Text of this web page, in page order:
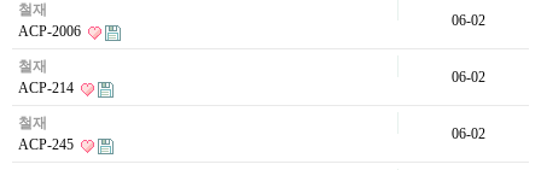
철재
ACP-2006
06-02
철재
ACP-214
06-02
철재
ACP-245
06-02